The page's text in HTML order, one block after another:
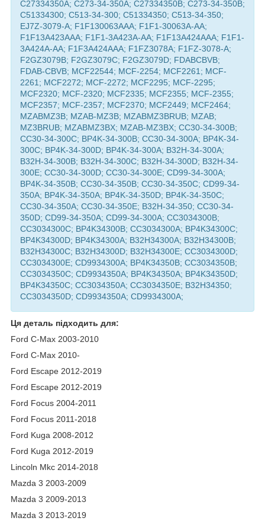
C27334350A; C273-34-350A; C27334350B; C273-34-350B;
C51334300; C513-34-300; C51334350; C513-34-350;
EJ7Z-3079-A; F1F130063AAA; F1F1-30063A-AA;
F1F13A423AAA; F1F1-3A423A-AA; F1F13A424AAA; F1F1-
3A424A-AA; F1F3A424AAA; F1FZ3078A; F1FZ-3078-A;
F2GZ3079B; F2GZ3079C; F2GZ3079D; FDABCBVB;
FDAB-CBVB; MCF22544; MCF-2254; MCF2261; MCF-
2261; MCF2272; MCF-2272; MCF2295; MCF-2295;
MCF2320; MCF-2320; MCF2335; MCF2355; MCF-2355;
MCF2357; MCF-2357; MCF2370; MCF2449; MCF2464;
MZABMZ3B; MZAB-MZ3B; MZABMZ3BRUB; MZAB;
MZ3BRUB; MZABMZ3BX; MZAB-MZ3BX; CC30-34-300B;
CC30-34-300C; BP4K-34-300B; CC30-34-300A; BP4K-34-
300C; BP4K-34-300D; BP4K-34-300A; B32H-34-300A;
B32H-34-300B; B32H-34-300C; B32H-34-300D; B32H-34-
300E; CC30-34-300D; CC30-34-300E; CD99-34-300A;
BP4K-34-350B; CC30-34-350B; CC30-34-350C; CD99-34-
350A; BP4K-34-350A; BP4K-34-350D; BP4K-34-350C;
CC30-34-350A; CC30-34-350E; B32H-34-350; CC30-34-
350D; CD99-34-350A; CD99-34-300A; CC3034300B;
CC3034300C; BP4K34300B; CC3034300A; BP4K34300C;
BP4K34300D; BP4K34300A; B32H34300A; B32H34300B;
B32H34300C; B32H34300D; B32H34300E; CC3034300D;
CC3034300E; CD9934300A; BP4K34350B; CC3034350B;
CC3034350C; CD9934350A; BP4K34350A; BP4K34350D;
BP4K34350C; CC3034350A; CC3034350E; B32H34350;
CC3034350D; CD9934350A; CD9934300A;
Ця деталь підходить для:
Ford C-Max 2003-2010
Ford C-Max 2010-
Ford Escape 2012-2019
Ford Escape 2012-2019
Ford Focus 2004-2011
Ford Focus 2011-2018
Ford Kuga 2008-2012
Ford Kuga 2012-2019
Lincoln Mkc 2014-2018
Mazda 3 2003-2009
Mazda 3 2009-2013
Mazda 3 2013-2019